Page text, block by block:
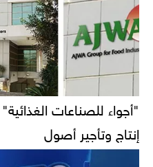
"أجواء للصناعات
إنتاج وتأجير أصول